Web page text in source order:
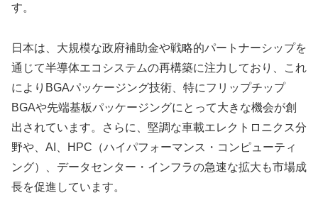
す。
日本は、大規模な政府補助金や戦略的パートナーシップを
通じて半導体エコシステムの再構築に注力しており、これ
によりBGAパッケージング技術、特にフリップチップ
BGAや先端基板パッケージングにとって大きな機会が創
出されています。さらに、堅調な車載エレクトロニクス分
野や、AI、HPC（ハイパフォーマンス・コンピューティ
ング）、データセンター・インフラの急速な拡大も市場成
長を促進しています。